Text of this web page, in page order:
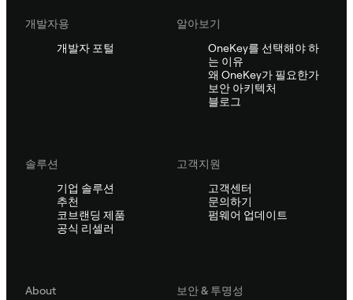
개발자용
개발자 포털
알아보기
OneKey를 선택해야 하
는 이유
왜 OneKey가 필요한가
보안 아키텍처
블로그
솔루션
기업 솔루션
추천
코브랜딩 제품
공식 리셀러
고객지원
고객센터
문의하기
펌웨어 업데이트
About
보안 & 투명성